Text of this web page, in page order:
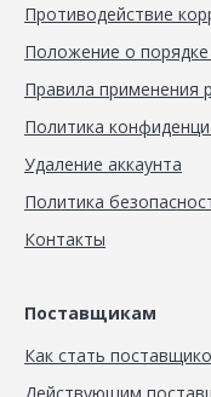
Противодействие
Положение о
Правила применения
Политика
Удаление аккаунта
Политика
Контакты
Поставщикам
Как стать